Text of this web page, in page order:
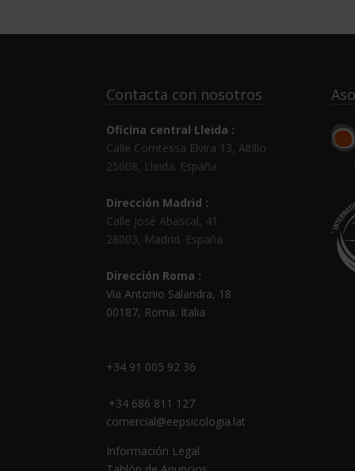
Contacta con nosotros
Oficina central Lleida :
Calle Comtessa Elvira 13, Altillo
25008, Lleida. España
Dirección Madrid :
Calle José Abascal, 41
28003, Madrid. España
Dirección Roma :
Via Antonio Salandra, 18
00187, Roma. Italia
+34 91 005 92 36
+34 686 811 127
comercial@eepsicologia.lat
Información Legal